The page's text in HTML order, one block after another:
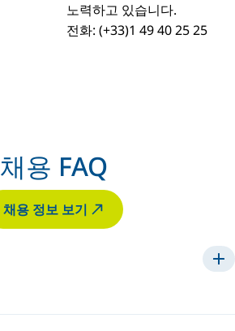
노력하고 있습니다.
전화: (+33)1 49 40 25 25
채용 FAQ
채용 정보 보기